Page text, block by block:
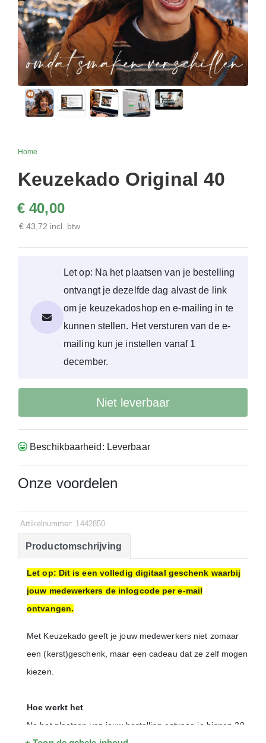
Home
Keuzekado Original 40
€ 40,00
€ 43,72 incl. btw
Let op: Na het plaatsen van je bestelling
ontvangt je dezelfde dag alvast de link
om je keuzekadoshop en e-mailing in te
kunnen stellen. Het versturen van de e-
mailing kun je instellen vanaf 1
december.
Niet leverbaar
Beschikbaarheid: Leverbaar
Onze voordelen
Artikelnummer: 1442850
Productomschrijving
Let op: Dit is een volledig digitaal geschenk waarbij
jouw medewerkers de inlogcode per e-mail
ontvangen.
Met Keuzekado geeft je jouw medewerkers niet zomaar
een (kerst)geschenk, maar een cadeau dat ze zelf mogen
kiezen.
Hoe werkt het
Na het plaatsen van jouw bestelling ontvang je binnen 30